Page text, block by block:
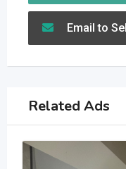
Email to
Related Ads